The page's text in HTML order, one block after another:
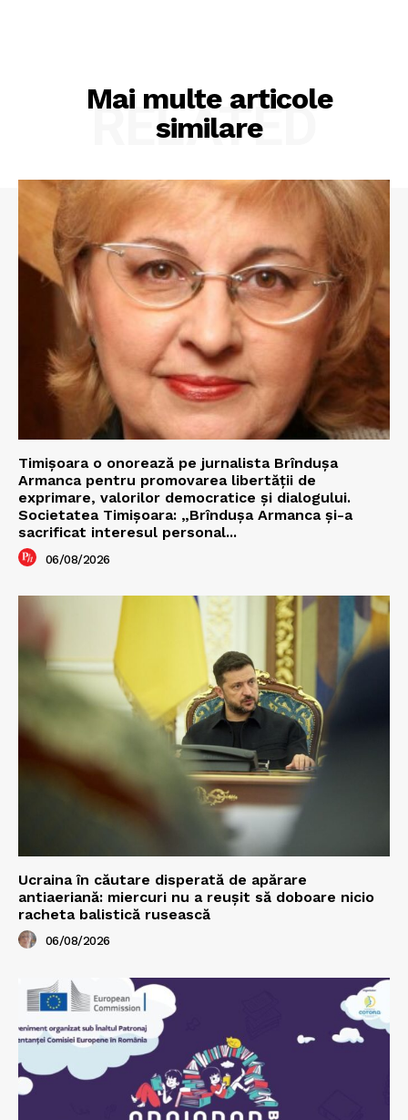
Mai multe articole
similare
RELATED
Timișoara o onorează pe jurnalista Brîndușa
Armanca pentru promovarea libertății de
exprimare, valorilor democratice și dialogului.
Societatea Timișoara: „Brîndușa Armanca și-a
sacrificat interesul personal...
06/08/2026
Ucraina în căutare disperată de apărare
antiaeriană: miercuri nu a reușit să doboare nicio
racheta balistică rusească
06/08/2026